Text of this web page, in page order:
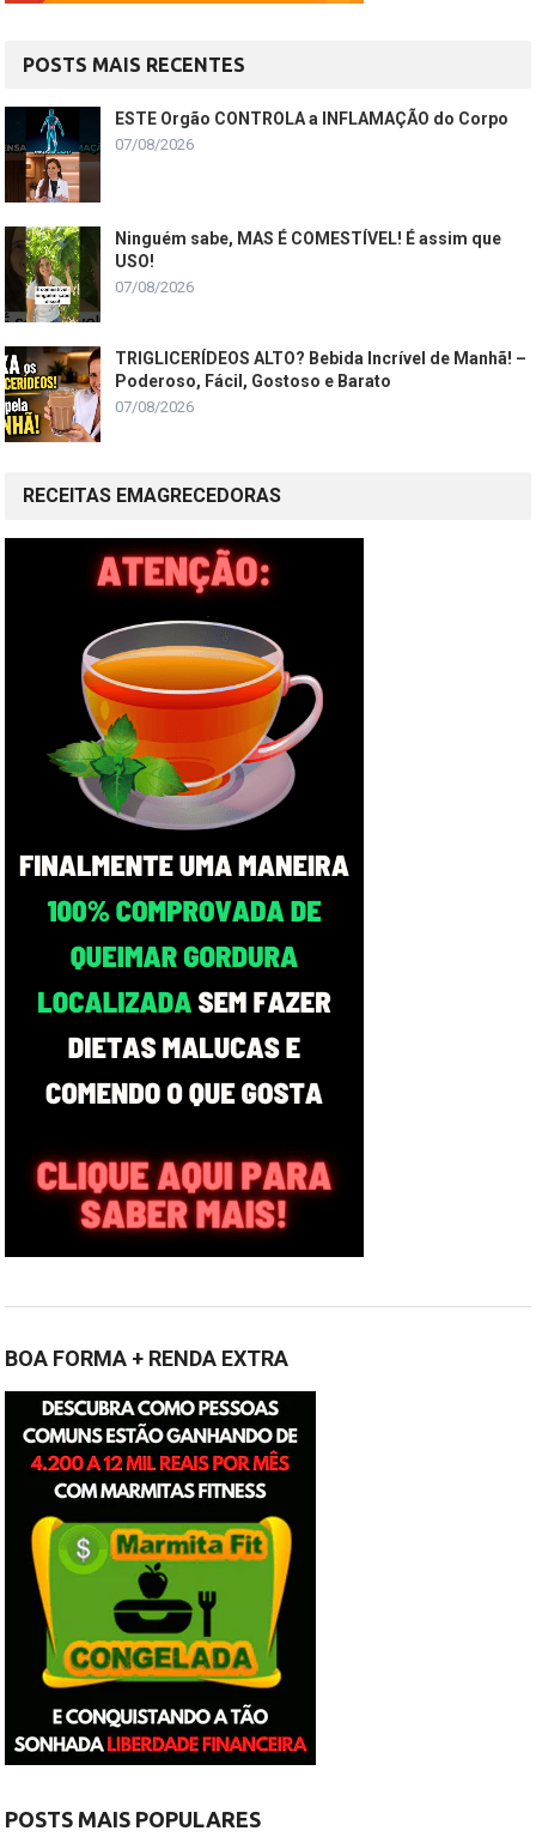
POSTS MAIS RECENTES
ESTE Orgão CONTROLA a INFLAMAÇÃO do Corpo
07/08/2026
Ninguém sabe, MAS É COMESTÍVEL! É assim que
USO!
07/08/2026
TRIGLICERÍDEOS ALTO? Bebida Incrível de Manhã! –
Poderoso, Fácil, Gostoso e Barato
07/08/2026
RECEITAS EMAGRECEDORAS
BOA FORMA + RENDA EXTRA
POSTS MAIS POPULARES